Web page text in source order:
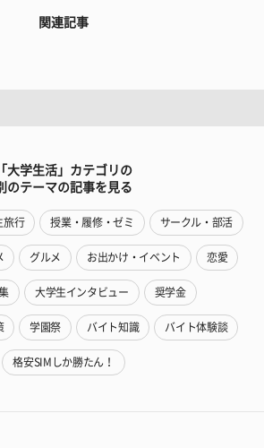
関連記事
「大学生活」カテゴリの
のテーマの記事を見る
旅行 授業・履修・ゼミ サークル・部活
グルメ お出かけ・イベント 恋愛
大学生インタビュー 奨学金
学園祭 バイト知識 バイト体験談
格安SIMしか勝たん！